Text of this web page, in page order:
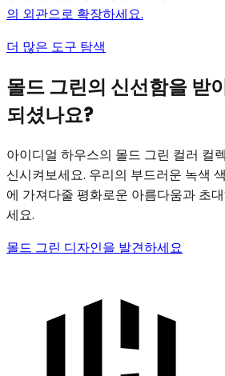
의 외관으로 확장하세요.
더 많은 도구 탐색
몰드 그린의 신선함을 받
되셨나요?
아이디얼 하우스의 몰드 그린 컬러 컬
신시켜보세요. 우리의 부드러운 녹색
에 가져다줄 평화로운 아름다움과 초
세요.
몰드 그린 디자인을 발견하세요